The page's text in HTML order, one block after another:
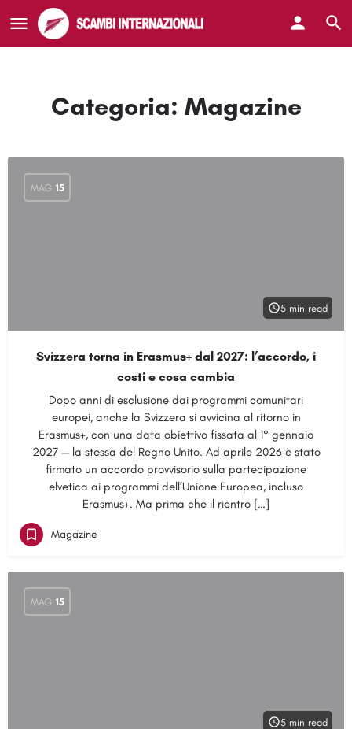
Categoria: Magazine
MAG 15
5 min read
Svizzera torna in Erasmus+ dal 2027: l’accordo, i
costi e cosa cambia
Dopo anni di esclusione dai programmi comunitari
europei, anche la Svizzera si avvicina al ritorno in
Erasmus+, con una data obiettivo fissata al 1° gennaio
2027 — la stessa del Regno Unito. Ad aprile 2026 è stato
firmato un accordo provvisorio sulla partecipazione
elvetica ai programmi dell’Unione Europea, incluso
Erasmus+. Ma prima che il rientro […]
Magazine
MAG 15
5 min read